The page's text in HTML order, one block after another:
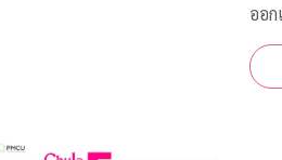
ออก
งา
ที่ส